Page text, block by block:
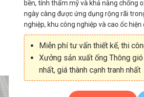
bền, tính thẩm mỹ và khả năng chống
ngày càng được ứng dụng rộng rãi
nghiệp, khu công nghiệp và cao ốc hiện
Miễn phí tư vấn thiết kế, thi
Xưởng sản xuất ống Thông
nhất, giá thành cạnh tranh nhất